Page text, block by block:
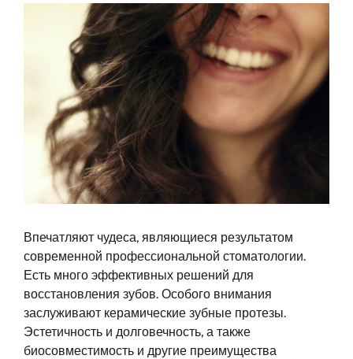
Впечатляют чудеса, являющиеся результатом
современной профессиональной стоматологии.
Есть много эффективных решений для
восстановления зубов. Особого внимания
заслуживают керамические зубные протезы.
Эстетичность и долговечность, а также
биосовместимость и другие преимущества